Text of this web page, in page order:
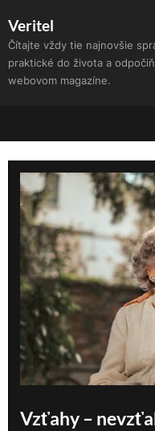
to
content
Veritel
Čítajte vždy tie najnovšie
praktické do života a
webovom magazíne.
Vzťahy –